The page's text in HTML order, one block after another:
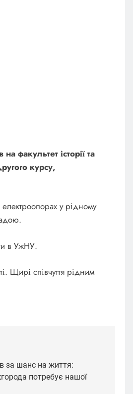
факультет історії та
курсу,
електроопорах у рідному
в УжНУ.
Щирі співчуття рідним
за шанс на життя:
потребує нашої